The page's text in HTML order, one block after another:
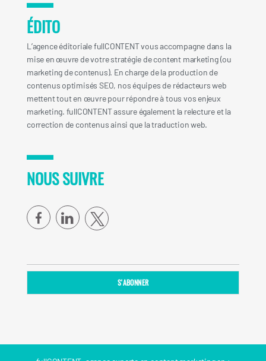
ÉDITO
L’agence éditoriale fullCONTENT vous accompagne dans la
mise en œuvre de votre stratégie de content marketing (ou
marketing de contenus). En charge de la production de
contenus optimisés SEO, nos équipes de rédacteurs web
mettent tout en œuvre pour répondre à tous vos enjeux
marketing. fullCONTENT assure également la relecture et la
correction de contenus ainsi que la traduction web.
NOUS SUIVRE
facebooklinkedin